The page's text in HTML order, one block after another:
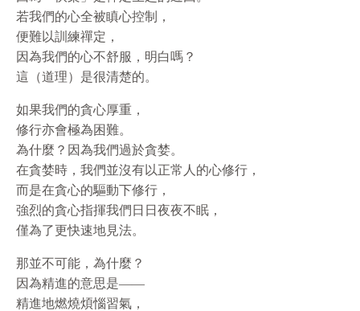
若我們的心全被瞋心控制，
便難以訓練禪定，
因為我們的心不舒服，明白嗎？
這（道理）是很清楚的。
如果我們的貪心厚重，
修行亦會極為困難。
為什麼？因為我們過於貪婪。
在貪婪時，我們並沒有以正常人的心修行，
而是在貪心的驅動下修行，
強烈的貪心指揮我們日日夜夜不眠，
僅為了更快速地見法。
那並不可能，為什麼？
因為精進的意思是——
精進地燃燒煩惱習氣，